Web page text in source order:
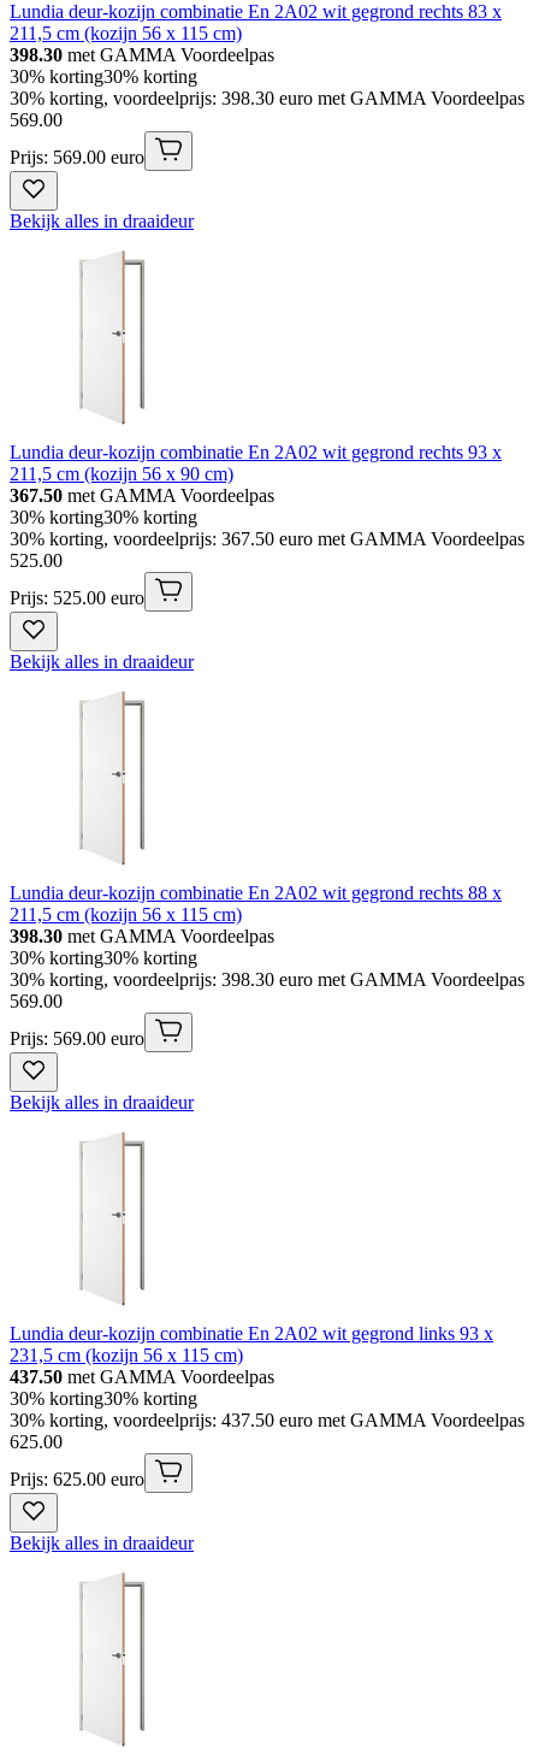
Lundia deur-kozijn combinatie En 2A02 wit gegrond rechts 83 x
211,5 cm (kozijn 56 x 115 cm)
398.30 met GAMMA Voordeelpas
30% korting30% korting
30% korting, voordeelprijs: 398.30 euro met GAMMA Voordeelpas
569.00
Prijs: 569.00 euro
Bekijk alles in draaideur
Lundia deur-kozijn combinatie En 2A02 wit gegrond rechts 93 x
211,5 cm (kozijn 56 x 90 cm)
367.50 met GAMMA Voordeelpas
30% korting30% korting
30% korting, voordeelprijs: 367.50 euro met GAMMA Voordeelpas
525.00
Prijs: 525.00 euro
Bekijk alles in draaideur
Lundia deur-kozijn combinatie En 2A02 wit gegrond rechts 88 x
211,5 cm (kozijn 56 x 115 cm)
398.30 met GAMMA Voordeelpas
30% korting30% korting
30% korting, voordeelprijs: 398.30 euro met GAMMA Voordeelpas
569.00
Prijs: 569.00 euro
Bekijk alles in draaideur
Lundia deur-kozijn combinatie En 2A02 wit gegrond links 93 x
231,5 cm (kozijn 56 x 115 cm)
437.50 met GAMMA Voordeelpas
30% korting30% korting
30% korting, voordeelprijs: 437.50 euro met GAMMA Voordeelpas
625.00
Prijs: 625.00 euro
Bekijk alles in draaideur